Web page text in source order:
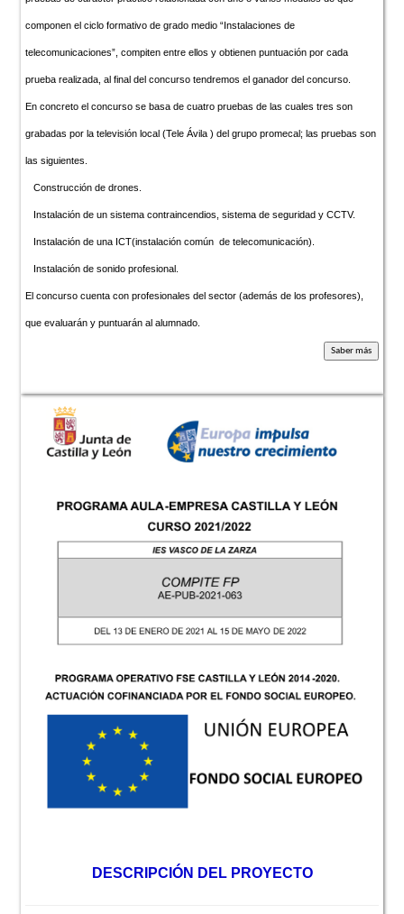
componen el ciclo formativo de grado medio “Instalaciones de
telecomunicaciones”, compiten entre ellos y obtienen puntuación por cada
prueba realizada, al final del concurso tendremos el ganador del concurso.
En concreto el concurso se basa de cuatro pruebas de las cuales tres son
grabadas por la televisión local (Tele Ávila ) del grupo promecal; las pruebas son
las siguientes.
Construcción de drones.
Instalación de un sistema contraincendios, sistema de seguridad y CCTV.
Instalación de una ICT(instalación común de telecomunicación).
Instalación de sonido profesional.
El concurso cuenta con profesionales del sector (además de los profesores),
que evaluarán y puntuarán al alumnado.
DESCRIPCIÓN DEL PROYECTO